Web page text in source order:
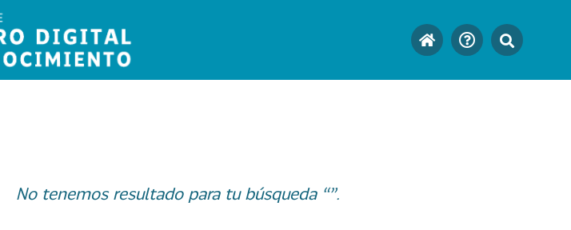
No tenemos resultado para tu búsqueda “”.